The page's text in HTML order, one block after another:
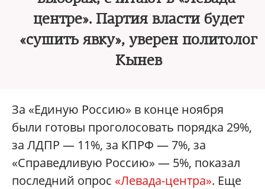
центре». Партия власти будет
«сушить явку», уверен политолог
Кынев
За «Единую Россию» в конце ноября
были готовы проголосовать порядка 29%,
за ЛДПР — 11%, за КПРФ — 7%, за
«Справедливую Россию» — 5%, показал
последний опрос «Левада-центра». Еще